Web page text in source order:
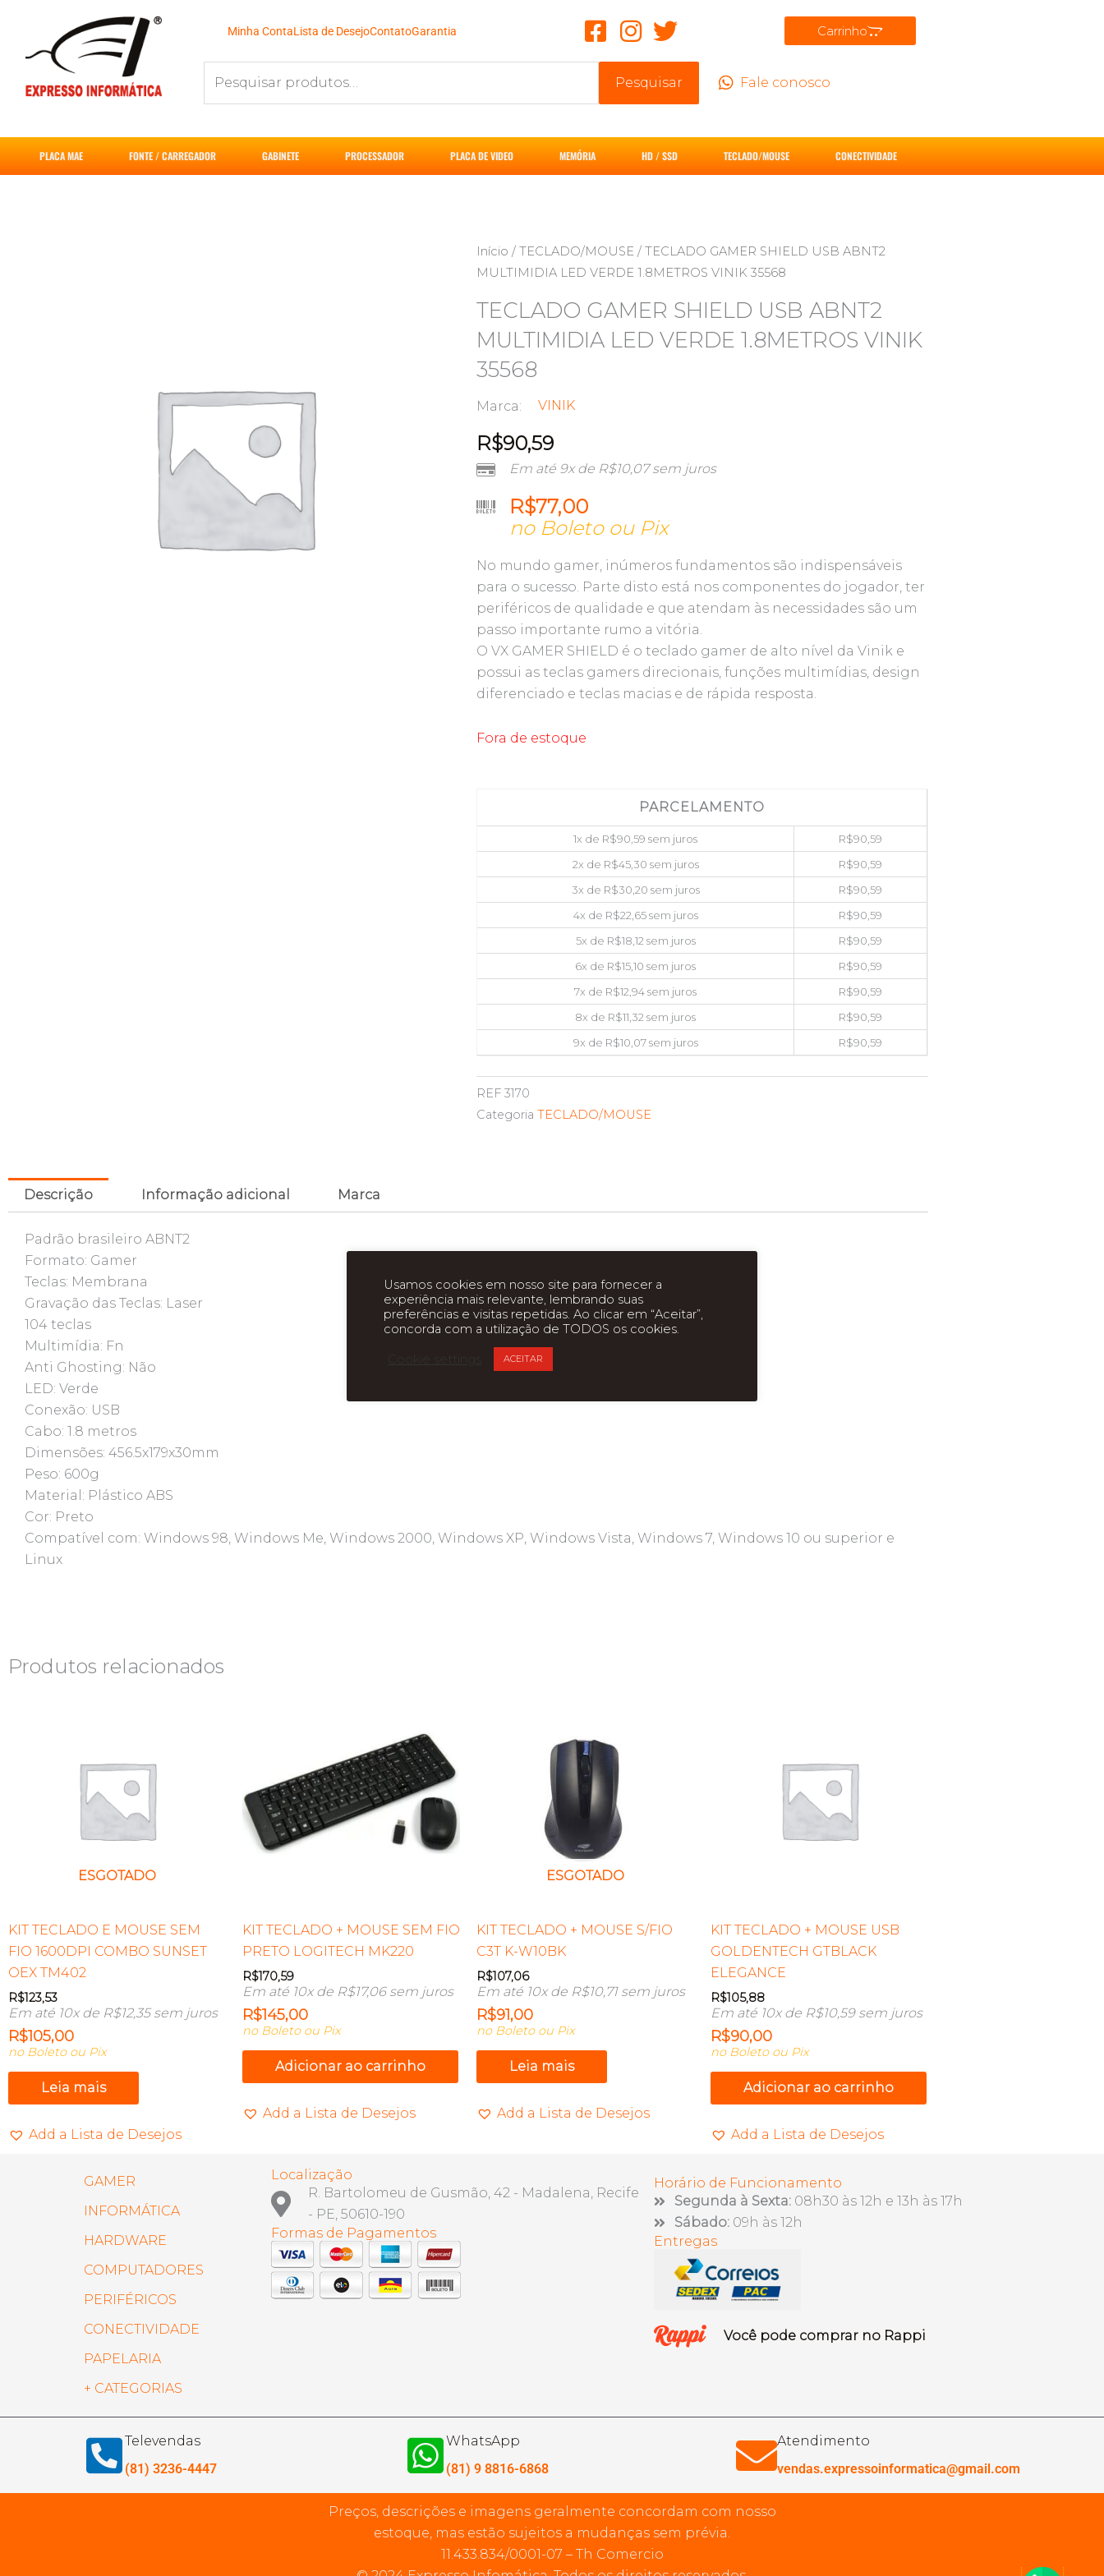
conteúdo
Minha ContaLista de DesejoContatoGarantia Carrinho
por:
Pesquisar Fale conosco
PLACA MAE FONTE / CARREGADOR GABINETE PROCESSADOR PLACA DE VIDEO MEMÓRIA HD / SSD TECLADO/MOUSE CONECTIVIDADE
Início / TECLADO/MOUSE / TECLADO GAMER SHIELD USB ABNT2
MULTIMIDIA LED VERDE 1.8METROS VINIK 35568
TECLADO GAMER SHIELD USB ABNT2
MULTIMIDIA LED VERDE 1.8METROS VINIK
35568
Marca: VINIK
R$90,59
Em até 9x de R$10,07sem juros
R$77,00
no Boleto ou Pix
No mundo gamer, inúmeros fundamentos são indispensáveis
para o sucesso. Parte disto está nos componentes do jogador, ter
periféricos de qualidade e que atendam às necessidades são um
passo importante rumo a vitória.
O VX GAMER SHIELD é o teclado gamer de alto nível da Vinik e
possui as teclas gamers direcionais, funções multimídias, design
diferenciado e teclas macias e de rápida resposta.
Fora de estoque
PARCELAMENTO
1x de R$90,59 sem juros R$90,59
2x de R$45,30 sem juros R$90,59
3x de R$30,20 sem juros R$90,59
4x de R$22,65sem juros R$90,59
5x de R$18,12 sem juros R$90,59
6x de R$15,10 sem juros R$90,59
7x de R$12,94sem juros R$90,59
8x de R$11,32 sem juros R$90,59
9x de R$10,07sem juros R$90,59
REF 3170
Categoria TECLADO/MOUSE
Descrição Informação adicional Marca
Padrão brasileiro ABNT2
Formato: Gamer
Teclas: Membrana
Gravação das Teclas: Laser
104 teclas
Multimídia: Fn
Anti Ghosting: Não
LED: Verde
Conexão: USB
Cabo: 1.8 metros
Dimensões: 456.5x179x30mm
Peso: 600g
Material: Plástico ABS
Cor: Preto
Compatível com: Windows 98, Windows Me, Windows 2000, Windows XP, Windows Vista, Windows 7, Windows 10 ou superior e
Linux
Produtos relacionados
ESGOTADO
KIT TECLADO E MOUSE SEM
FIO 1600DPI COMBO SUNSET
OEX TM402
R$123,53
Em até 10x de R$12,35sem juros
R$105,00
no Boleto ou Pix
Leia mais
Add a Lista de Desejos
KIT TECLADO + MOUSE SEM FIO
PRETO LOGITECH MK220
R$170,59
Em até 10x de R$17,06sem juros
R$145,00
no Boleto ou Pix
Adicionar ao carrinho
Add a Lista de Desejos
ESGOTADO
KIT TECLADO + MOUSE S/FIO
C3T K-W10BK
R$107,06
Em até 10x de R$10,71sem juros
R$91,00
no Boleto ou Pix
Leia mais
Add a Lista de Desejos
KIT TECLADO + MOUSE USB
GOLDENTECH GTBLACK
ELEGANCE
R$105,88
Em até 10x de R$10,59sem juros
R$90,00
no Boleto ou Pix
Adicionar ao carrinho
Add a Lista de Desejos
GAMER
INFORMÁTICA
HARDWARE
COMPUTADORES
PERIFÉRICOS
CONECTIVIDADE
PAPELARIA
+ CATEGORIAS
Localização
R. Bartolomeu de Gusmão, 42 - Madalena, Recife
- PE, 50610-190
Formas de Pagamentos
Horário de Funcionamento
Segunda à Sexta: 08h30 às 12h e 13h às 17h
Sábado: 09h às 12h
Entregas
Você pode comprar no Rappi
Televendas
(81) 3236-4447
WhatsApp
(81) 9 8816-6868
Atendimento
vendas.expressoinformatica@gmail.com
Preços, descrições e imagens geralmente concordam com nosso
estoque, mas estão sujeitos a mudanças sem prévia.
11.433.834/0001-07 – Th Comercio
Usamos cookies em nosso site para fornecer a
experiência mais relevante, lembrando suas
preferências e visitas repetidas. Ao clicar em “Aceitar”,
concorda com a utilização de TODOS os cookies.
ACEITAR